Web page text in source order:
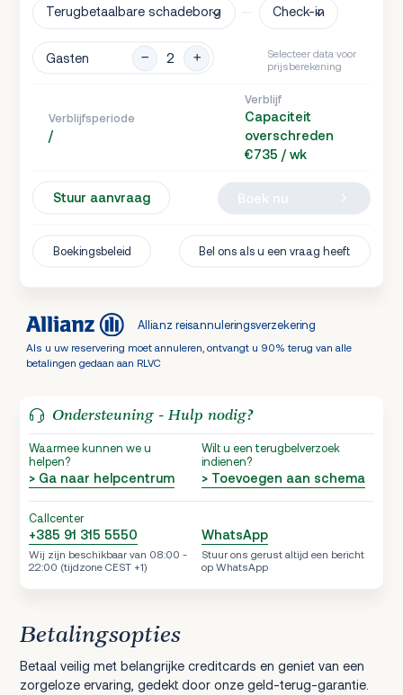
Terugbetaalbare schadeborg Check-in
Gasten
Selecteer data voor
prijsberekening
Verblijfsperiode
/
Verblijf
Capaciteit
overschreden
€735 / wk
Stuur aanvraag
Boekingsbeleid Bel ons als u een vraag heeft
Allianz reisannuleringsverzekering
Als u uw reservering moet annuleren, ontvangt u 90% terug van alle
betalingen gedaan aan RLVC
Ondersteuning - Hulp nodig?
Waarmee kunnen we u
helpen?
> Ga naar helpcentrum
Wilt u een terugbelverzoek
indienen?
> Toevoegen aan schema
Callcenter
+385 91 315 5550
Wij zijn beschikbaar van 08:00 -
22:00 (tijdzone CEST +1)
WhatsApp
Stuur ons gerust altijd een bericht
op WhatsApp
Betalingsopties
Betaal veilig met belangrijke creditcards en geniet van een
zorgeloze ervaring, gedekt door onze geld-terug-garantie.